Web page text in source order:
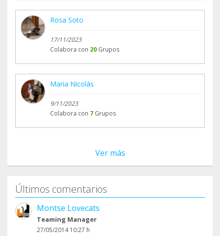
Rosa Soto
17/11/2023
Colabora con 20 Grupos
Maria Nicolàs
9/11/2023
Colabora con 7 Grupos
Ver más
Últimos comentarios
Montse Lovecats
Teaming Manager
27/05/2014 10:27 h